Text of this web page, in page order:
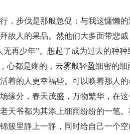
，步伐是那般急促；与我这慵懒的
故人的果品。然他们大多面带悲戚
再少年”。想起了成为过去的种种
心都是疼的，云雾般轻盈细密的细
着的人更幸福些。可以唤着那人的
缘分，春天茂盛，万物繁华，在这
天爷都为其添上细雨纷纷的一笔。
簇里静上一静，同时给自己一个空